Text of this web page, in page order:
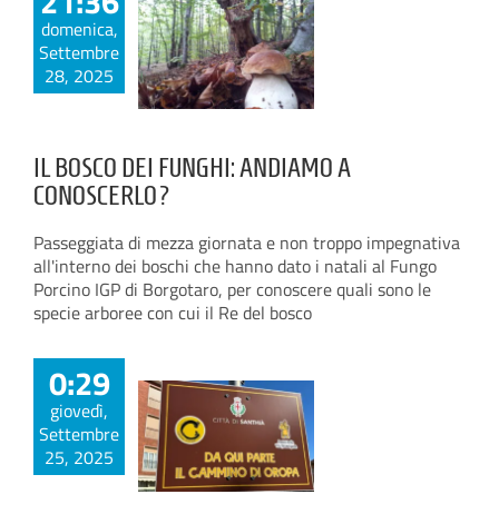
domenica,
Settembre
28, 2025
IL BOSCO DEI FUNGHI: ANDIAMO A
CONOSCERLO?
Passeggiata di mezza giornata e non troppo impegnativa
all'interno dei boschi che hanno dato i natali al Fungo
Porcino IGP di Borgotaro, per conoscere quali sono le
specie arboree con cui il Re del bosco
0:29
giovedì,
Settembre
25, 2025